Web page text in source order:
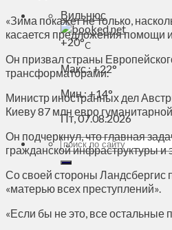
Вильнюс
+20°C
Макс.:+22°
Мин.:+14°
Пт, 07.08.2026
«Зима покажет не только,
касается предложения помощи
Он призвал страны
трансформаторами.
Министр иностранных дел
Киеву 87 млн евро
Он подчеркнул, что главная
гражданской инфраструктуры и
Со своей стороны Ландсбергис
«матерью всех преступлений».
«Если бы не это, все